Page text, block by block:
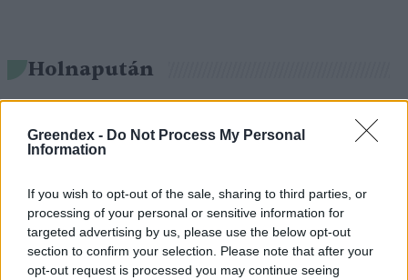
Greendex - Do Not Process My Personal
Information
If you wish to opt-out of the sale, sharing to third parties, or
processing of your personal or sensitive information for
targeted advertising by us, please use the below opt-out
section to confirm your selection. Please note that after your
opt-out request is processed you may continue seeing
Holnapután